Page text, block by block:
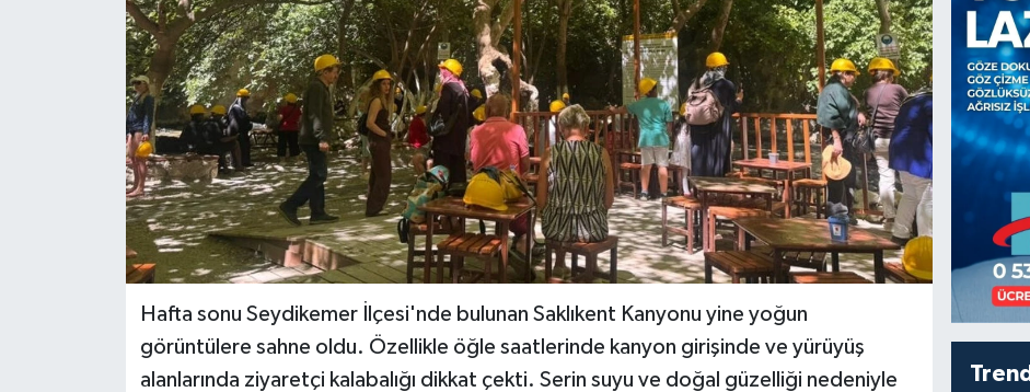
Hafta sonu Seydikemer İlçesi'nde bulunan Saklıkent Kanyonu yine yoğun
görüntülere sahne oldu. Özellikle öğle saatlerinde kanyon girişinde ve yürüyüş
alanlarında ziyaretçi kalabalığı dikkat çekti. Serin suyu ve doğal güzelliği nedeniyle